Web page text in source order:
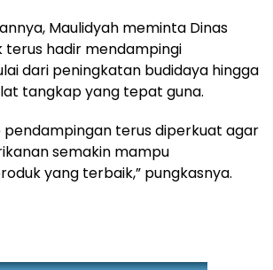
Maulidyah meminta Dinas
terus hadir mendampingi
dari peningkatan budidaya hingga
tangkap yang tepat guna.
pendampingan terus diperkuat agar
semakin mampu
yang terbaik,” pungkasnya.